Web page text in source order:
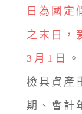
日為國定
之末日，
3月1日
檢具資產
期、會計